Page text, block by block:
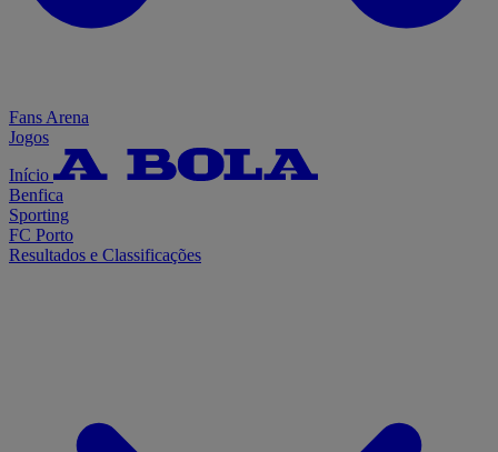
Fans Arena
Jogos
Início
Benfica
Sporting
FC Porto
Resultados e Classificações